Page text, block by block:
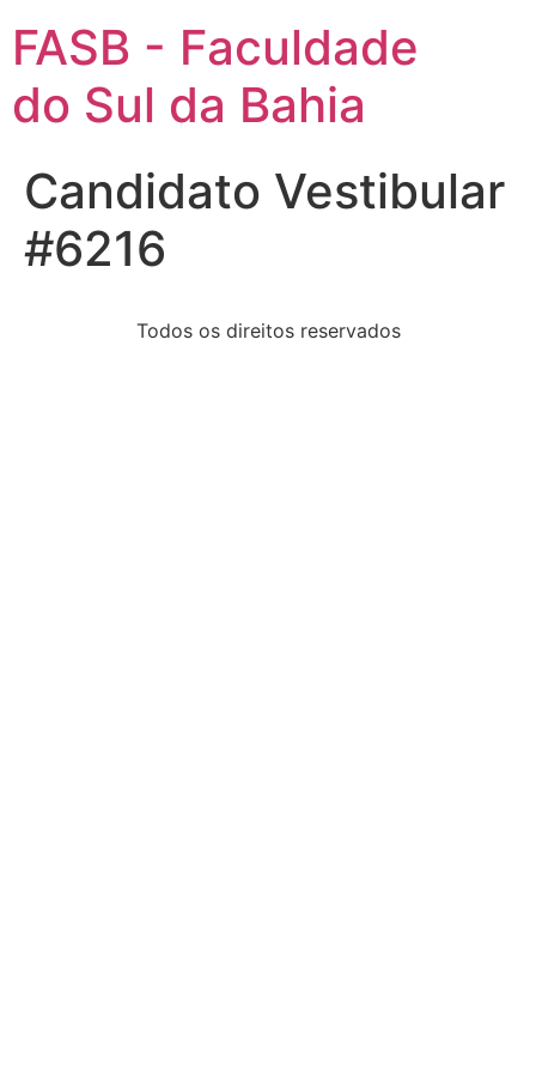
FASB - Faculdade
do Sul da Bahia
Candidato Vestibular
#6216
Todos os direitos reservados